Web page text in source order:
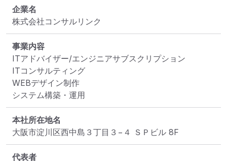
企業名
株式会社コンサルリンク
事業内容
ITアドバイザー/エンジニアサブスクリプション
ITコンサルティング
WEBデザイン制作
システム構築・運用
本社所在地名
大阪市淀川区西中島３丁目３−４ ＳＰビル 8F
代表者